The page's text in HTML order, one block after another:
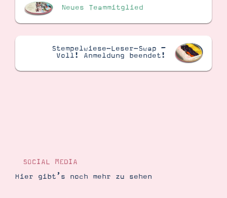
Neues Teammitglied
Stempelwiese-Leser-Swap –
Voll! Anmeldung beendet!
SOCIAL MEDIA
Hier gibt’s noch mehr zu sehen